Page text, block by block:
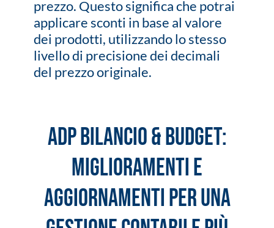
prezzo. Questo significa che potrai
applicare sconti in base al valore
dei prodotti, utilizzando lo stesso
livello di precisione dei decimali
del prezzo originale.
ADP Bilancio & Budget:
miglioramenti e
aggiornamenti per una